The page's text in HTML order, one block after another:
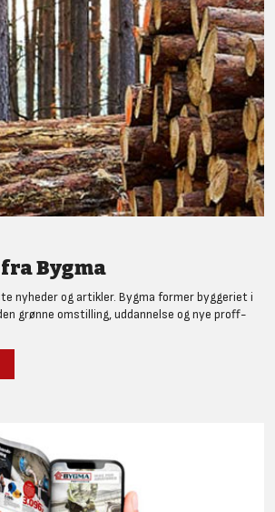
Bygma
nyheder og artikler. Bygma former byggeriet i
grønne omstilling, uddannelse og nye proff-